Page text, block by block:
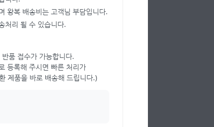
왕복 배송비는 고객님 부담입니다.
처리 될 수 있습니다.
품 접수가 가능합니다.
로 등록해 주시면 빠른 처리가
제품을 바로 배송해 드립니다.)